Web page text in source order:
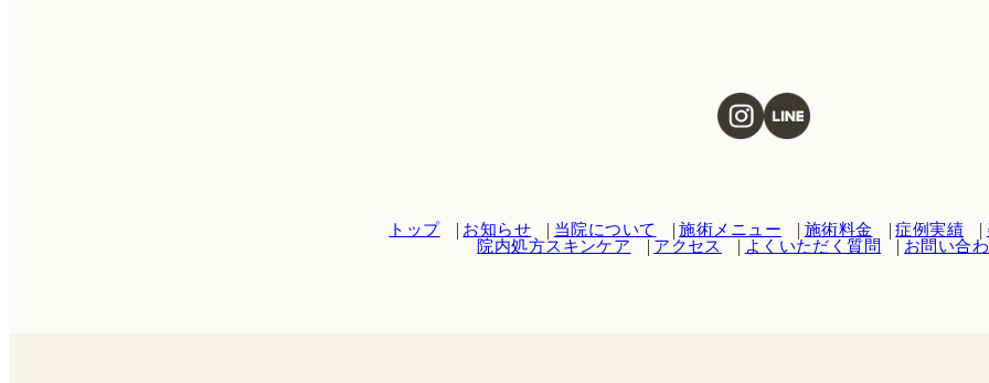
トップ お知らせ 当院について 施術メニュー 施術料金 症例実績
院内処方スキンケア アクセス よくいただく質問 お問い合